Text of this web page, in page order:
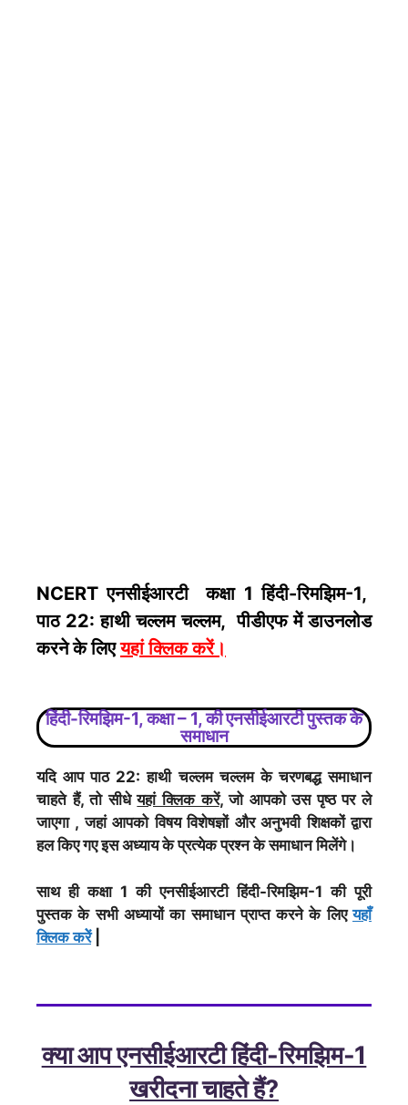
NCERT एनसीईआरटी कक्षा 1 हिंदी-रिमझिम-1,
पाठ 22: हाथी चल्लम चल्लम, पीडीएफ में डाउनलोड
करने के लिएयहां क्लिक करें।
हिंदी-रिमझिम-1, कक्षा – 1, की एनसीईआरटी पुस्तक के
समाधान
यदि आप पाठ 22: हाथी चल्लम चल्लम के चरणबद्ध समाधान
चाहते हैं, तो सीधेयहां क्लिक करें, जो आपको उस पृष्ठ पर ले
जाएगा , जहां आपको विषय विशेषज्ञों और अनुभवी शिक्षकों द्वारा
हल किए गए इस अध्याय के प्रत्येक प्रश्न के समाधान मिलेंगे।
साथ ही कक्षा 1 की एनसीईआरटी हिंदी-रिमझिम-1 की पूरी
पुस्तक के सभी अध्यायों का समाधान प्राप्त करने के लिएयहाँ
क्लिक करेें|
क्या आप एनसीईआरटी हिंदी-रिमझिम-1
खरीदना चाहते हैं?